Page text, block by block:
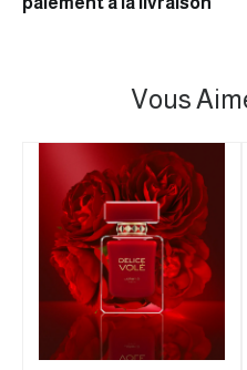
Vous